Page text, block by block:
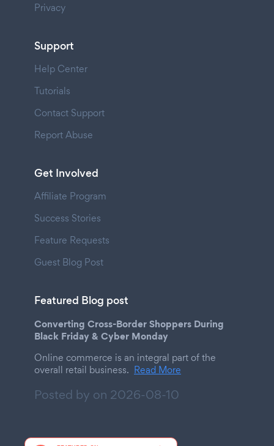
Privacy
Support
Help Center
Tutorials
Contact Support
Report Abuse
Get Involved
Affiliate Program
Success Stories
Feature Requests
Guest Blog Post
Featured Blog post
Converting Cross-Border Shoppers During
Black Friday & Cyber Monday
Online commerce is an integral part of the
overall retail business. Read More
Posted by on 2026-08-10